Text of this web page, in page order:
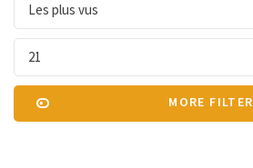
Les plus vus
21
MORE